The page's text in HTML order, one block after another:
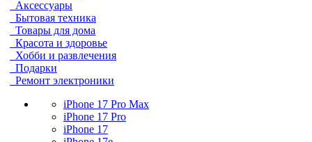
Аксессуары
Бытовая техника
Товары для дома
Красота и здоровье
Хобби и развлечения
Подарки
Ремонт электроники
iPhone 17 Pro Max
iPhone 17 Pro
iPhone 17